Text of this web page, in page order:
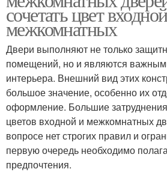
сочетать цвет
межкомнатных
Двери выполняют не только
помещений, но и являются
интерьера. Внешний вид этих
большое значение, особенно их
оформление. Большие
цветов входной и межкомнатных
вопросе нет строгих правил и
первую очередь необходимо
предпочтения.